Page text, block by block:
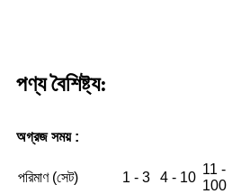
পণ্য বৈশিষ্ট্য:
অগ্রজ সময় :
পরিমাণ (সেট) 1 - 3 4 - 10
11 -
100